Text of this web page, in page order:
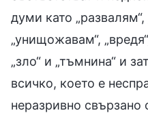
думи като „развалям“,
„унищожавам“,
„зло“ и „тъмнина“ и
всичко, което е
неразривно свързано